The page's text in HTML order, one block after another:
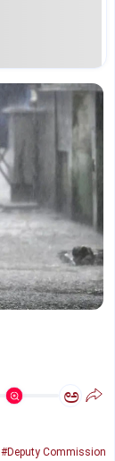
ಅ
#Deputy Commission